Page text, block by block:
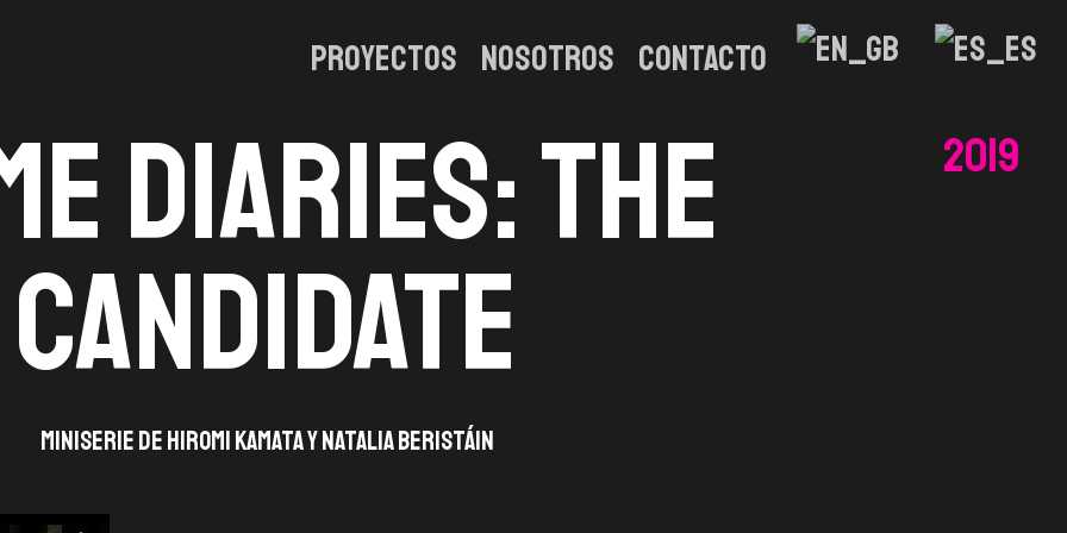
Proyectos Nosotros CONTACTO
Diaries: The
candidate
Miniserie de Hiromi Kamata y Natalia Beristáin
2019